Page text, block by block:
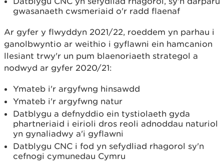
gwasanaeth cwsmeriaid o'r radd flaenaf
Ar gyfer y flwyddyn 2021/22, roeddem yn parhau i
ganolbwyntio ar weithio i gyflawni ein hamcanion
llesiant trwy'r un pum blaenoriaeth strategol a
nodwyd ar gyfer 2020/21:
Ymateb i'r argyfwng hinsawdd
Ymateb i'r argyfwng natur
Datblygu a defnyddio ein tystiolaeth gyda
phartneriaid i eirioli dros reoli adnoddau naturiol
yn gynaliadwy a'i gyflawni
Datblygu CNC i fod yn sefydliad rhagorol sy'n
cefnogi cymunedau Cymru